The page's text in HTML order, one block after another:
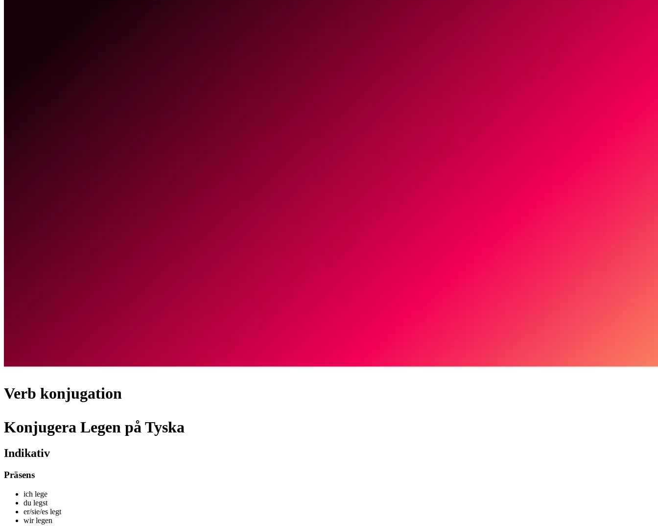
Verb konjugation
Konjugera Legen på Tyska
Indikativ
Präsens
ich lege
du legst
er/sie/es legt
wir legen